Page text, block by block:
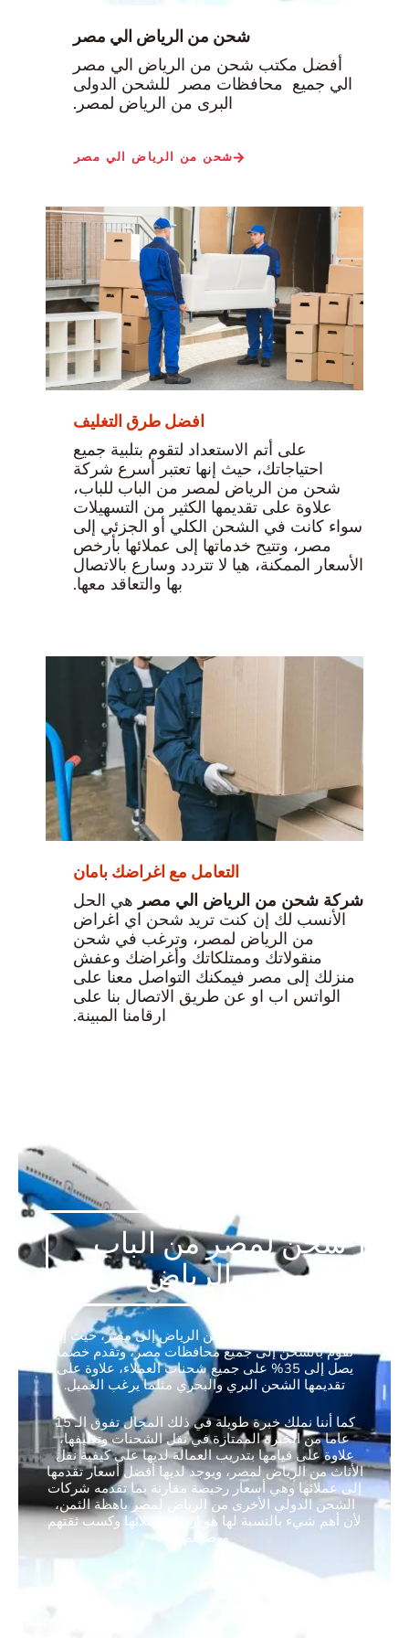
شحن من الرياض الي مصر
أفضل مكتب شحن من الرياض الي مصر
الي جميع محافظات مصر للشحن الدولى
البرى من الرياض لمصر.
شحن من الرياض الي مصر
افضل طرق التغليف
على أتم الاستعداد لتقوم بتلبية جميع
احتياجاتك، حيث إنها تعتبر أسرع شركة
شحن من الرياض لمصر من الباب للباب،
علاوة على تقديمها الكثير من التسهيلات
سواء كانت في الشحن الكلي أو الجزئي إلى
مصر، وتتيح خدماتها إلى عملائها بأرخص
الأسعار الممكنة، هيا لا تتردد وسارع بالاتصال
بها والتعاقد معها.
التعامل مع اغراضك بامان
شركة شحن من الرياض الي مصر هي الحل
الأنسب لك إن كنت تريد شحن اي اغراض
من الرياض لمصر، وترغب في شحن
منقولاتك وممتلكاتك وأغراضك وعفش
منزلك إلى مصر فيمكنك التواصل معنا على
الواتس اب او عن طريق الاتصال بنا على
ارقامنا المبينة.
شحن لمصر من الباب
للباب من الرياض
أفضل شركة شحن دولي من الرياض إلى مصر، حيث إننا
نقوم بالشحن إلى جميع محافظات مصر، وتقدم خصما
يصل إلى 35% على جميع شحنات العملاء، علاوة على
تقديمها الشحن البري والبحري مثلما يرغب العميل.
كما أننا نملك خبرة طويلة في ذلك المجال تفوق الـ 15
عاما من الخبرة الممتازة في نقل الشحنات وتغليفها،
علاوة على قيامها بتدريب العمالة لديها على كيفية نقل
الأثاث من الرياض لمصر، ويوجد لديها أفضل أسعار تقدمها
إلى عملائها وهي أسعار رخيصة مقارنة بما تقدمه شركات
الشحن الدولي الأخرى من الرياض لمصر باهظة الثمن،
لأن أهم شيء بالنسبة لها هو إرضاء عملائها وكسب ثقتهم
ورضاهم.